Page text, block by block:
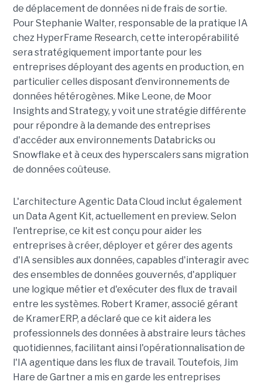
de déplacement de données ni de frais de sortie.
Pour Stephanie Walter, responsable de la pratique IA
chez HyperFrame Research, cette interopérabilité
sera stratégiquement importante pour les
entreprises déployant des agents en production, en
particulier celles disposant d’environnements de
données hétérogènes. Mike Leone, de Moor
Insights and Strategy, y voit une stratégie différente
pour répondre à la demande des entreprises
d'accéder aux environnements Databricks ou
Snowflake et à ceux des hyperscalers sans migration
de données coûteuse.
L'architecture Agentic Data Cloud inclut également
un Data Agent Kit, actuellement en preview. Selon
l'entreprise, ce kit est conçu pour aider les
entreprises à créer, déployer et gérer des agents
d'IA sensibles aux données, capables d'interagir avec
des ensembles de données gouvernés, d'appliquer
une logique métier et d'exécuter des flux de travail
entre les systèmes. Robert Kramer, associé gérant
de KramerERP, a déclaré que ce kit aidera les
professionnels des données à abstraire leurs tâches
quotidiennes, facilitant ainsi l'opérationnalisation de
l'IA agentique dans les flux de travail. Toutefois, Jim
Hare de Gartner a mis en garde les entreprises